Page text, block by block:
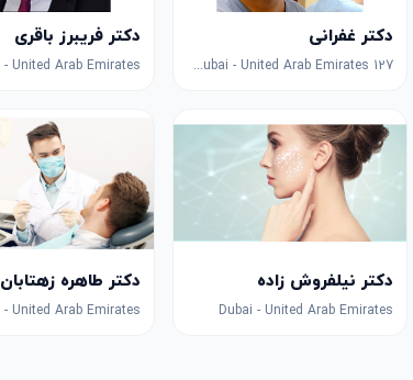
دکتر غفرانی
127 Sheikh Zayed Rd - Trade Centre - DIFC - Dubai - United Arab Emirates
دکتر فریبرز باقری
دکتر نیلفروش زاده
Dubai - United Arab Emirates
دکتر طاهره زهتابان